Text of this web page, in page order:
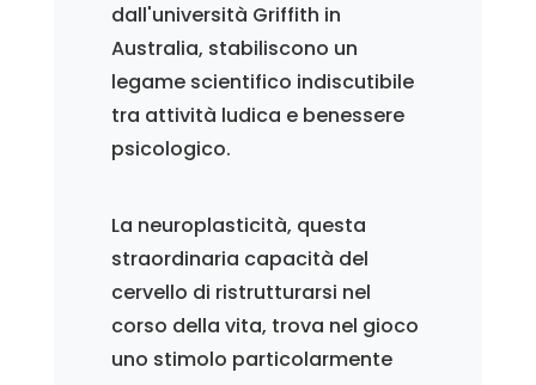
dall'università Griffith in
Australia, stabiliscono un
legame scientifico indiscutibile
tra attività ludica e benessere
psicologico.
La neuroplasticità, questa
straordinaria capacità del
cervello di ristrutturarsi nel
corso della vita, trova nel gioco
uno stimolo particolarmente